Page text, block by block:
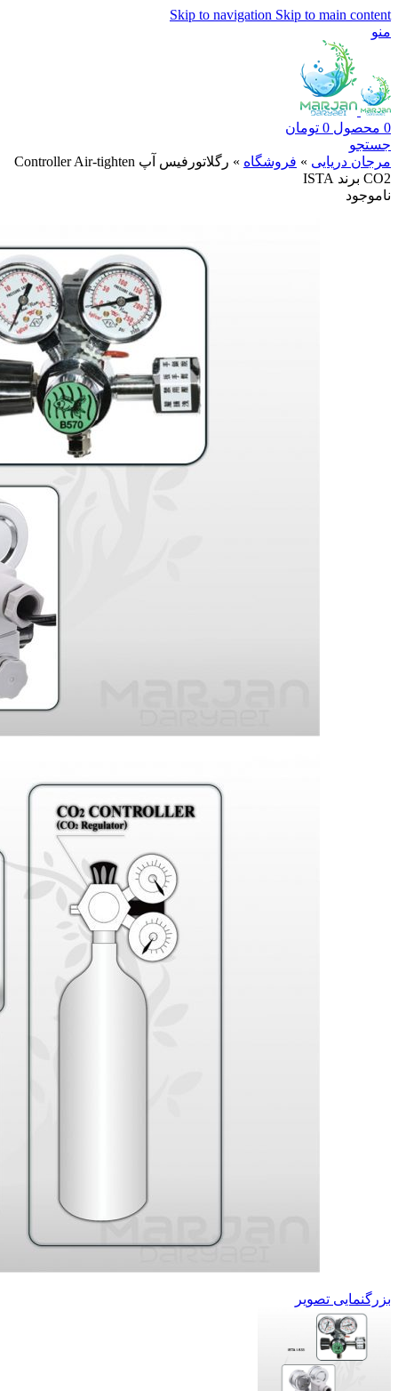
Skip to navigation Skip to main content
منو
0 محصول 0 تومان
جستجو
مرجان دریایی » فروشگاه »
رگلاتورفیس آپ Controller Air-tighten
CO2 برند ISTA
ناموجود
بزرگنمایی تصویر